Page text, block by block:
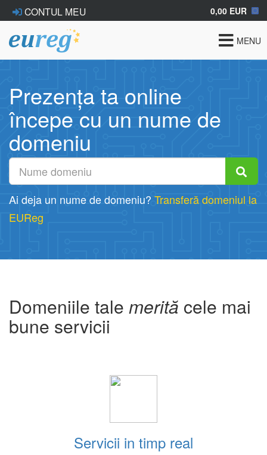
CONTUL MEU 0,00 EUR
Toggle
MENU
Prezența ta online
începe cu un nume de
domeniu
Ai deja un nume de domeniu? Transferă domeniul la
EUReg
Domeniile tale merită cele mai
bune servicii
Servicii in timp real